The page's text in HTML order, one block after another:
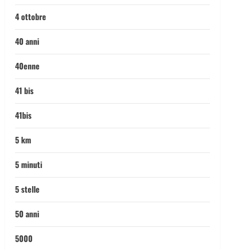
4 ottobre
40 anni
40enne
41 bis
41bis
5 km
5 minuti
5 stelle
50 anni
5000